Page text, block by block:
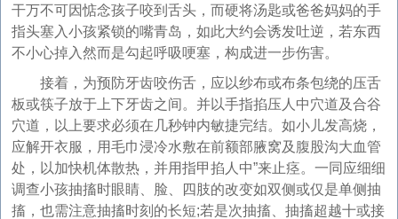
干万不可因惦念孩子咬到舌头，而硬将汤匙或爸爸妈妈的手
指头塞入小孩紧锁的嘴青岛，如此大约会诱发吐逆，若东西
不小心掉入然而是勾起呼吸哽塞，构成进一步伤害。
接着，为预防牙齿咬伤舌，应以纱布或布条包绕的压舌
板或筷子放于上下牙齿之间。并以手指掐压人中穴道及合谷
穴道，以上要求必须在几秒钟内敏捷完结。如小儿发高烧，
应解开衣服，用毛巾浸冷水敷在前额部腋窝及腹股沟大血管
处，以加快机体散热，并用指甲掐人中”来止痉。一同应细细
调查小孩抽搐时眼睛、脸、四肢的改变如双侧或仅是单侧抽
搐，也需注意抽搐时刻的长短;若是次抽搐、抽搐超越十或接